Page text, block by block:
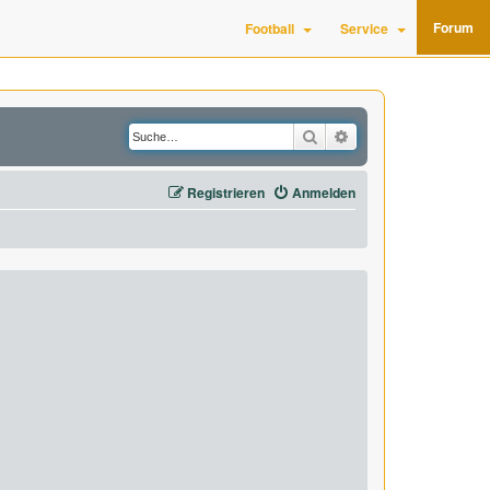
Football Service Forum
Suche
Anmelden
Registrieren